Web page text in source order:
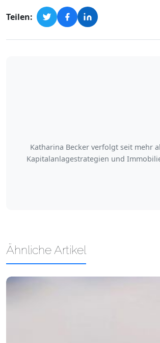
Teilen:
Katharina Becker verfolgt seit mehr
Kapitalanlagestrategien und
Ähnliche Artikel